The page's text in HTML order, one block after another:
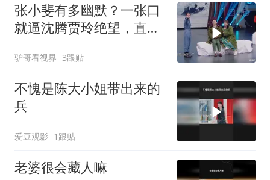
张小斐有多幽默？一张口
就逼沈腾贾玲绝望，直
驴哥看视界 3跟贴
不愧是陈大小姐带出来的
兵
爱豆观影 1跟贴
老婆很会藏人嘛